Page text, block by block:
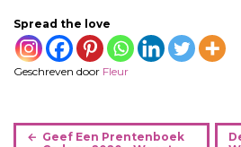
Spread the love
Geschreven door Fleur
B
Geef Een Prentenboek